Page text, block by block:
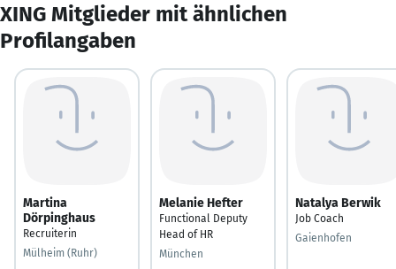
XING Mitglieder mit ähnlichen
Profilangaben
Martina
Dörpinghaus
Recruiterin
Mülheim (Ruhr)
Melanie Hefter
Functional Deputy
Head of HR
München
Natalya Berwik
Job Coach
Gaienhofen